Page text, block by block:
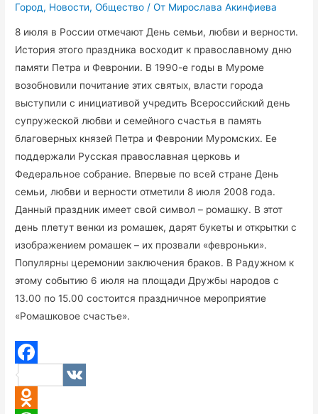
Город, Новости,Общество / От Мирослава Акинфиева
8 июля в России отмечают День семьи, любви и верности.
История этого праздника восходит к православному дню
памяти Петра и Февронии. В 1990-е годы в Муроме
возобновили почитание этих святых, власти города
выступили с инициативой учредить Всероссийский день
супружеской любви и семейного счастья в память
благоверных князей Петра и Февронии Муромских. Ее
поддержали Русская православная церковь и
Федеральное собрание. Впервые по всей стране День
семьи, любви и верности отметили 8 июля 2008 года.
Данный праздник имеет свой символ – ромашку. В этот
день плетут венки из ромашек, дарят букеты и открытки с
изображением ромашек – их прозвали «февроньки».
Популярны церемонии заключения браков. В Радужном к
этому событию 6 июля на площади Дружбы народов с
13.00 по 15.00 состоится праздничное мероприятие
«Ромашковое счастье».
F
V